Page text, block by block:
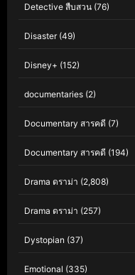
Detective สืบสวน (76)
Disaster(49)
Disney+ (152)
documentaries (2)
Documentary สารคดี (7)
Documentary สารคดี (194)
Drama ดราม่า (2,808)
Drama ดราม่า (257)
Dystopian (37)
Emotional (335)